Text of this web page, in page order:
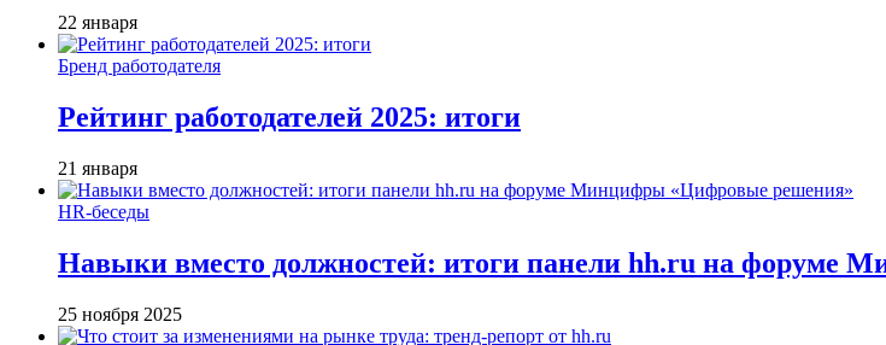
22 января
Бренд работодателя
Рейтинг работодателей 2025: итоги
21 января
HR-беседы
Навыки вместо должностей: итоги панели hh.ru на форуме
25 ноября 2025